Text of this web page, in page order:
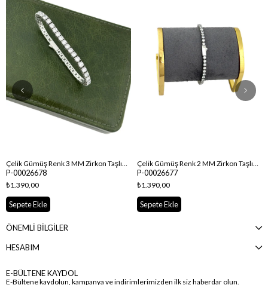
Çelik Gümüş Renk 3 MM Zirkon Taşlı Su Yolu Bileklik ( 19 Cm )
P-00026678
₺1.390,00
Sepete Ekle
Çelik Gümüş Renk 2 MM Zirkon Taşlı Su Yolu Bileklik ( 19 Cm )
P-00026677
₺1.390,00
Sepete Ekle
ÖNEMLİ BİLGİLER
HESABIM
E-BÜLTENE KAYDOL
E-Bültene kaydolun, kampanya ve indirimlerimizden ilk siz haberdar olun.